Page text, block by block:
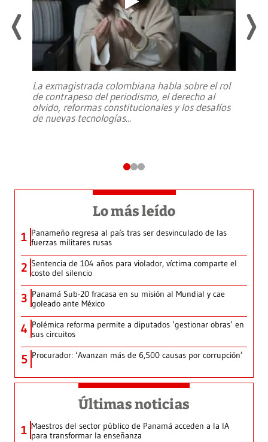
La exmagistrada colombiana habla sobre el rol
de contrapeso del periodismo, el derecho al
olvido, reformas constitucionales y los desafíos
de nuevas tecnologías...
Lo más leído
1 Panameño regresa al país tras ser desvinculado de las
fuerzas militares rusas
2 Sentencia de 104 años para violador, víctima comparte el
costo del silencio
3 Panamá Sub-20 fracasa en su misión al Mundial y cae
goleado ante México
4 Polémica reforma permite a diputados ‘gestionar obras’ en
sus circuitos
5 Procurador: ‘Avanzan más de 6,500 causas por corrupción’
Últimas noticias
1 Maestros del sector público de Panamá acceden a la IA
para transformar la enseñanza